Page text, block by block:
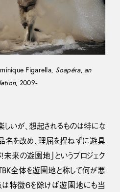
Figarella, Soapéra, an
, 2009-
しいが、想起されるものは特にな
を改め、理屈を捏ねずに遊具
未来の遊園地」というプロジェク
TBK全体を遊園地と称して何が悪
特徴６を除けば遊園地にも当